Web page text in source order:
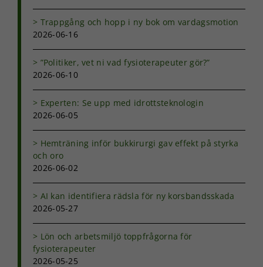
Trappgång och hopp i ny bok om vardagsmotion
2026-06-16
”Politiker, vet ni vad fysioterapeuter gör?”
2026-06-10
Experten: Se upp med idrottsteknologin
2026-06-05
Hemträning inför bukkirurgi gav effekt på styrka
och oro
2026-06-02
AI kan identifiera rädsla för ny korsbandsskada
2026-05-27
Lön och arbetsmiljö toppfrågorna för
fysioterapeuter
2026-05-25